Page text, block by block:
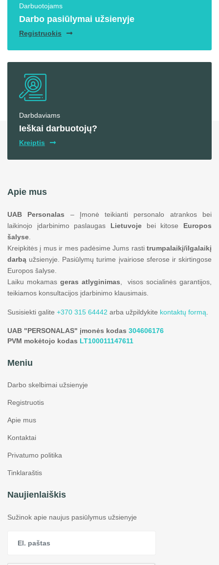
Darbuotojams
Darbo pasiūlymai užsienyje
Registruokis
Darbdaviams
Ieškai darbuotojų?
Kreiptis
Apie mus
UAB Personalas – Įmonė teikianti personalo atrankos bei
laikinojo įdarbinimo paslaugas Lietuvoje bei kitose Europos
šalyse.
Kreipkitės į mus ir mes padėsime Jums rasti trumpalaikį/ilgalaikį
darbą užsienyje. Pasiūlymų turime įvairiose sferose ir skirtingose
Europos šalyse.
Laiku mokamas geras atlyginimas, visos socialinės garantijos,
teikiamos konsultacijos įdarbinimo klausimais.
Susisiekti galite +370 315 64442 arba užpildykite kontaktų formą.
UAB "PERSONALAS" įmonės kodas 304606176
PVM mokėtojo kodas LT100011147611
Meniu
Darbo skelbimai užsienyje
Registruotis
Apie mus
Kontaktai
Privatumo politika
Tinklaraštis
Naujienlaiškis
Sužinok apie naujus pasiūlymus užsienyje